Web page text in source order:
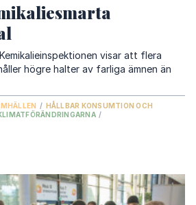
visar att flera
högre halter av farliga ämnen än
/ HÅLLBAR KONSUMTION OCH
/